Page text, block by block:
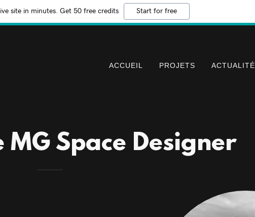
site in minutes. Get 50 free credits Start for free
ACCUEIL PROJETS ACTUALITÉ
Space Designer